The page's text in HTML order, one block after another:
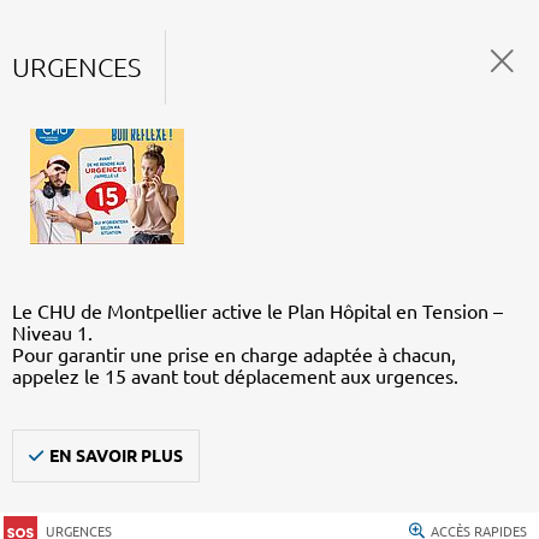
URGENCES
Le CHU de Montpellier active le Plan Hôpital en Tension –
Niveau 1.
Pour garantir une prise en charge adaptée à chacun,
appelez le 15 avant tout déplacement aux urgences.
EN SAVOIR PLUS
URGENCES ACCÈS RAPIDES